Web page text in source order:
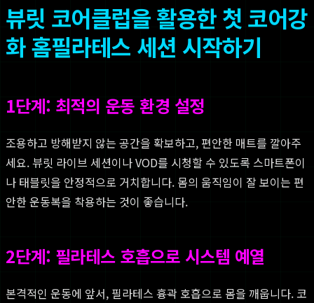
뷰릿 코어클럽을 활용한 첫 코어강
화 홈필라테스 세션 시작하기
1단계: 최적의 운동 환경 설정
조용하고 방해받지 않는 공간을 확보하고, 편안한 매트를 깔아주
세요. 뷰릿 라이브 세션이나 VOD를 시청할 수 있도록 스마트폰이
나 태블릿을 안정적으로 거치합니다. 몸의 움직임이 잘 보이는 편
안한 운동복을 착용하는 것이 좋습니다.
2단계: 필라테스 호흡으로 시스템 예열
본격적인 운동에 앞서, 필라테스 흉곽 호흡으로 몸을 깨웁니다. 코